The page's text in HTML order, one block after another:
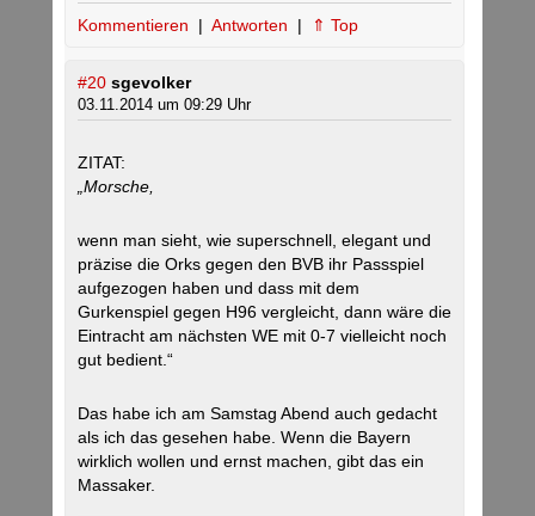
Kommentieren | Antworten | ⇑ Top
#20 sgevolker
03.11.2014 um 09:29 Uhr
ZITAT:
„Morsche,
wenn man sieht, wie superschnell, elegant und
präzise die Orks gegen den BVB ihr Passspiel
aufgezogen haben und dass mit dem
Gurkenspiel gegen H96 vergleicht, dann wäre die
Eintracht am nächsten WE mit 0-7 vielleicht noch
gut bedient.“
Das habe ich am Samstag Abend auch gedacht
als ich das gesehen habe. Wenn die Bayern
wirklich wollen und ernst machen, gibt das ein
Massaker.